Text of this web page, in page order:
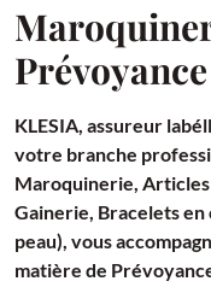
KLESIA, assureur
votre branche
Maroquinerie, Articles
Gainerie, Bracelets
peau), vous
matière de